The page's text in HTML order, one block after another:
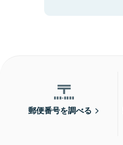
郵便番号を調べる